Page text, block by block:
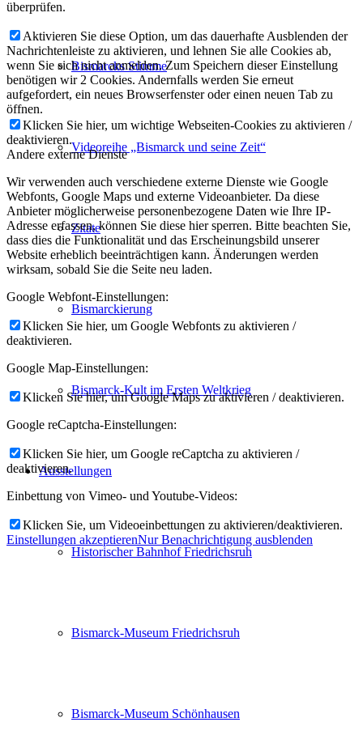
Bismarcks Stimme
Videoreihe „Bismarck und seine Zeit“
Zitate
Bismarckierung
Bismarck-Kult im Ersten Weltkrieg
Ausstellungen
Historischer Bahnhof Friedrichsruh
Bismarck-Museum Friedrichsruh
Bismarck-Museum Schönhausen
überprüfen.
Aktivieren Sie diese Option, um das dauerhafte Ausblenden der
Nachrichtenleiste zu aktivieren, und lehnen Sie alle Cookies ab,
wenn Sie sich nicht anmelden. Zum Speichern dieser Einstellung
benötigen wir 2 Cookies. Andernfalls werden Sie erneut
aufgefordert, ein neues Browserfenster oder einen neuen Tab zu
öffnen.
Klicken Sie hier, um wichtige Webseiten-Cookies zu aktivieren /
deaktivieren.
Andere externe Dienste
Wir verwenden auch verschiedene externe Dienste wie Google
Webfonts, Google Maps und externe Videoanbieter. Da diese
Anbieter möglicherweise personenbezogene Daten wie Ihre IP-
Adresse erfassen, können Sie diese hier sperren. Bitte beachten Sie,
dass dies die Funktionalität und das Erscheinungsbild unserer
Website erheblich beeinträchtigen kann. Änderungen werden
wirksam, sobald Sie die Seite neu laden.
Google Webfont-Einstellungen:
Klicken Sie hier, um Google Webfonts zu aktivieren /
deaktivieren.
Google Map-Einstellungen:
Klicken Sie hier, um Google Maps zu aktivieren / deaktivieren.
Google reCaptcha-Einstellungen:
Klicken Sie hier, um Google reCaptcha zu aktivieren /
deaktivieren.
Einbettung von Vimeo- und Youtube-Videos:
Klicken Sie, um Videoeinbettungen zu aktivieren/deaktivieren.
Einstellungen akzeptierenNur Benachrichtigung ausblenden